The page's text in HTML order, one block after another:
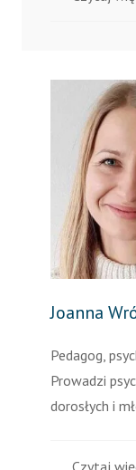
Joanna
Pedagog,
Prowadzi
dorosłych i